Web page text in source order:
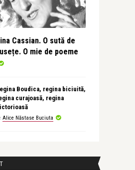
Cassian. O sută de
O mie de poeme
Boudica, regina biciuită,
curajoasă, regina
Alice Năstase Buciuta